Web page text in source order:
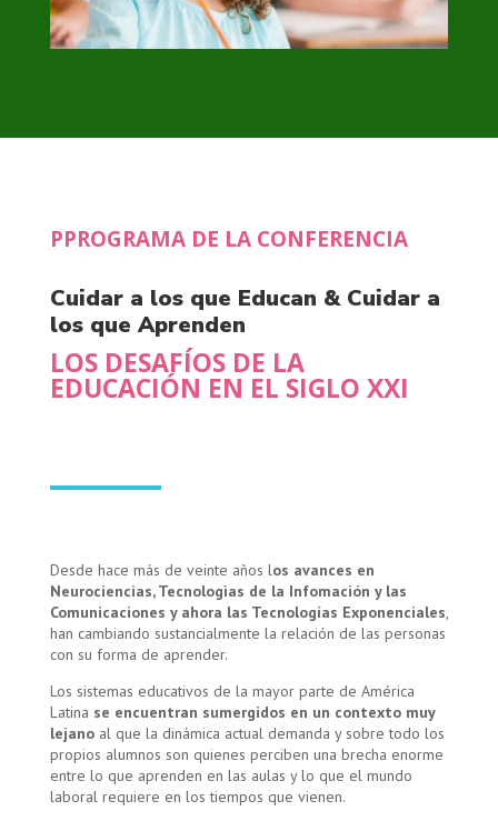
PPROGRAMA DE LA CONFERENCIA
Cuidar a los que Educan & Cuidar a
los que Aprenden
LOS DESAFÍOS DE LA
EDUCACIÓN EN EL SIGLO XXI
Desde hace más de veinte años los avances en
Neurociencias, Tecnologìas de la Infomación y las
Comunicaciones y ahora las Tecnologías Exponenciales,
han cambiando sustancialmente la relación de las personas
con su forma de aprender.
Los sistemas educativos de la mayor parte de América
Latina se encuentran sumergidos en un contexto muy
lejanoal que la dinámica actual demanda y sobre todo los
propios alumnos son quienes perciben una brecha enorme
entre lo que aprenden en las aulas y lo que el mundo
laboral requiere en los tiempos que vienen.